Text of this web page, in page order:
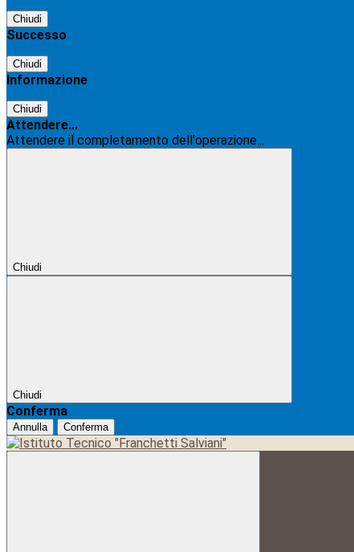
Chiudi
Successo
Chiudi
Informazione
Chiudi
Attendere...
Attendere il completamento dell'operazione...
Chiudi
Chiudi
Conferma
Annulla Conferma